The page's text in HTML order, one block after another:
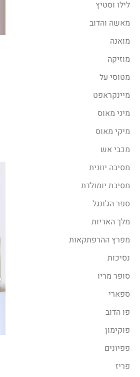
לילו וסטיץ
מאשה והדוב
מואנה
מוזיקה
מטוסי על
מיינקראפט
מיני מאוס
מיקי מאוס
מכבי אש
מסיבה יוונית
מסיבת יומולדת
ספר הג'ונגל
מלך האריות
מפרץ ההרפתקאות
נסיכות
סופר מריו
ספארי
פו הדוב
פוקימון
פפיונים
פריז